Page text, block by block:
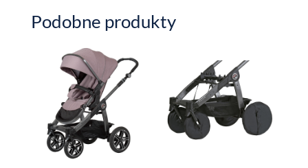
Podobne produkty